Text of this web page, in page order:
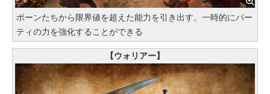
ポーンたちから限界値を超えた能力を引き出す。一時的にパー
ティの力を強化することができる
【ウォリアー】